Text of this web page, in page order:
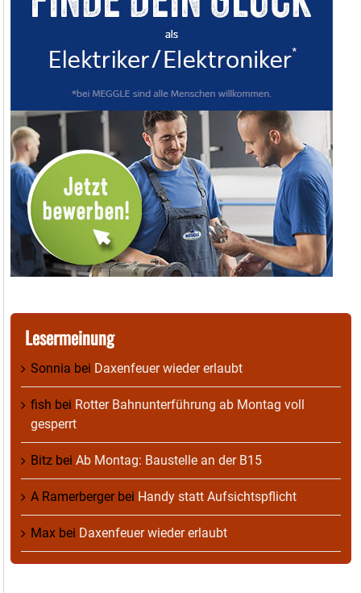
Lesermeinung
Sonnia bei Daxenfeuer wieder erlaubt
fish bei Rotter Bahnunterführung ab Montag voll
gesperrt
Bitz bei Ab Montag: Baustelle an der B15
A Ramerbergerbei Handy statt Aufsichtspflicht
Max bei Daxenfeuer wieder erlaubt